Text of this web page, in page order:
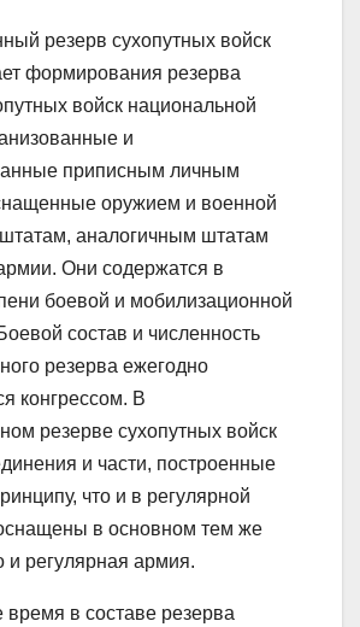
резерв сухопутных войск
формирования резерва
войск национальной
и
приписным личным
оружием и военной
аналогичным штатам
Они содержатся в
боевой и мобилизационной
состав и численность
резерва ежегодно
конгрессом. В
резерве сухопутных войск
и части, построенные
что и в регулярной
в основном тем же
и регулярная армия.
в составе резерва